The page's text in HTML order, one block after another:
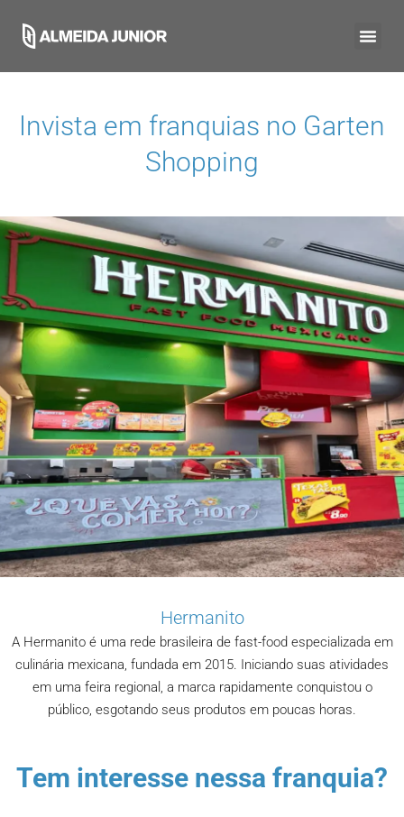
Invista em franquias no Garten
Shopping
Hermanito
A Hermanito é uma rede brasileira de fast-food especializada em
culinária mexicana, fundada em 2015. Iniciando suas atividades
em uma feira regional, a marca rapidamente conquistou o
público, esgotando seus produtos em poucas horas.
Tem interesse nessa franquia?